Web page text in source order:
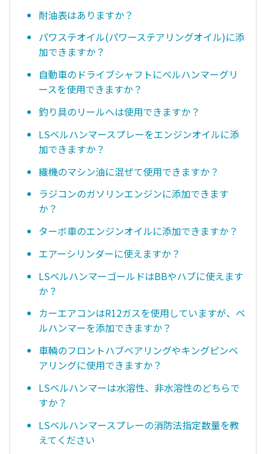
耐油表はありますか？
パワステオイル(パワーステアリングオイル)に添
加できますか？
自動車のドライブシャフトにベルハンマーグリ
ースを使用できますか？
釣り具のリールへは使用できますか？
LSベルハンマースプレーをエンジンオイルに添
加できますか？
織機のマシン油に混ぜて使用できますか？
ラジコンのガソリンエンジンに添加できます
か？
ターボ車のエンジンオイルに添加できますか？
エアーシリンダーに使えますか？
LSベルハンマーゴールドはBBやハブに使えます
か？
カーエアコンはR12ガスを使用していますが、ベ
ルハンマーを添加できますか？
車輌のフロントハブベアリングやキングピンベ
アリングに使用できますか？
LSベルハンマーは水溶性、非水溶性のどちらで
すか？
LSベルハンマースプレーの消防法指定数量を教
えてください